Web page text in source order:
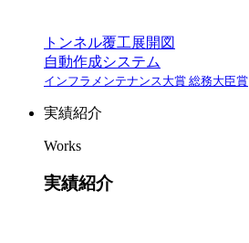
トンネル覆工展開図
自動作成システム
インフラメンテナンス大賞 総務大臣賞
実績紹介
Works
実績紹介